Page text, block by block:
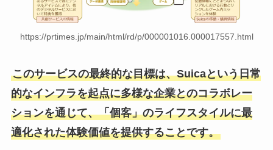
https://prtimes.jp/main/html/rd/p/000001016.000017557.html
このサービスの最終的な目標は、Suicaという日常
的なインフラを起点に多様な企業とのコラボレー
ションを通じて、「個客」のライフスタイルに最
適化された体験価値を提供することです。